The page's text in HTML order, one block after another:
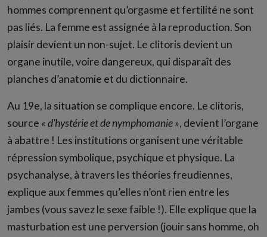
hommes comprennent qu’orgasme et fertilité ne sont
pas liés. La femme est assignée à la reproduction. Son
plaisir devient un non-sujet. Le clitoris devient un
organe inutile, voire dangereux, qui disparaît des
planches d’anatomie et du dictionnaire.
Au 19e, la situation se complique encore. Le clitoris,
source « d’hystérie et de nymphomanie », devient l’organe
à abattre ! Les institutions organisent une véritable
répression symbolique, psychique et physique. La
psychanalyse, à travers les théories freudiennes,
explique aux femmes qu’elles n’ont rien entre les
jambes (vous savez le sexe faible !). Elle explique que la
masturbation est une perversion (jouir sans homme, oh